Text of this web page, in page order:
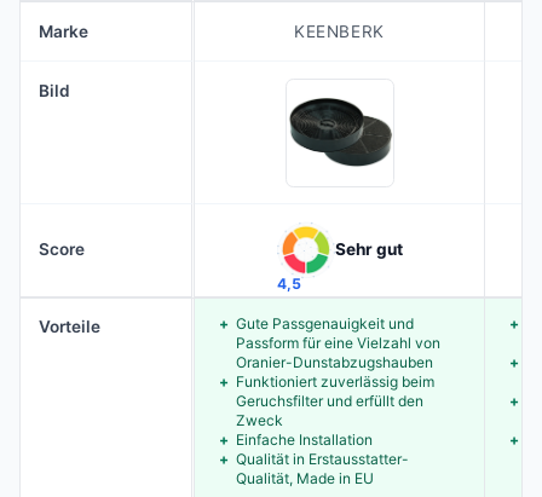
Marke KEENBERK
Bild
Score
4,5
Sehr gut
Vorteile
Gute Passgenauigkeit und
Passform für eine Vielzahl von
Oranier-Dunstabzugshauben
Funktioniert zuverlässig beim
Geruchsfilter und erfüllt den
Zweck
Einfache Installation
Qualität in Erstausstatter-
Qualität, Made in EU